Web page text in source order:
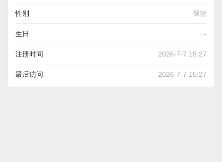
性别 保密
生日 -
注册时间 2026-7-7 15:27
最后访问 2026-7-7 15:27